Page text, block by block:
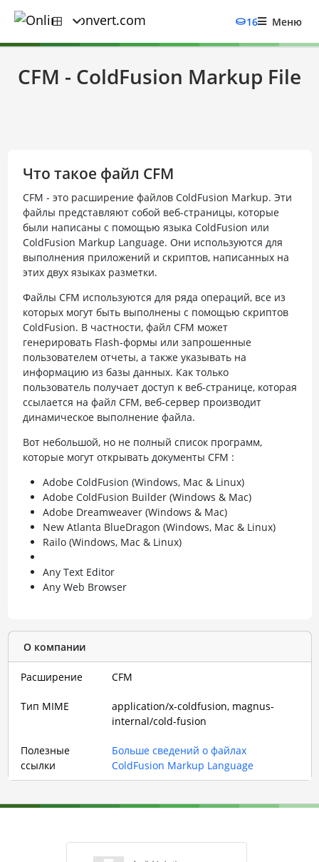
16 Меню
CFM - ColdFusion Markup File
Что такое файл CFM
CFM - это расширение файлов ColdFusion Markup. Эти
файлы представляют собой веб-страницы, которые
были написаны с помощью языка ColdFusion или
ColdFusion Markup Language. Они используются для
выполнения приложений и скриптов, написанных на
этих двух языках разметки.
Файлы CFM используются для ряда операций, все из
которых могут быть выполнены с помощью скриптов
ColdFusion. В частности, файл CFM может
генерировать Flash-формы или запрошенные
пользователем отчеты, а также указывать на
информацию из базы данных. Как только
пользователь получает доступ к веб-странице, которая
ссылается на файл CFM, веб-сервер производит
динамическое выполнение файла.
Вот небольшой, но не полный список программ,
которые могут открывать документы CFM :
Adobe ColdFusion (Windows, Mac & Linux)
Adobe ColdFusion Builder (Windows & Mac)
Adobe Dreamweaver (Windows & Mac)
New Atlanta BlueDragon (Windows, Mac & Linux)
Railo (Windows, Mac & Linux)
Any Text Editor
Any Web Browser
О компании
Расширение CFM
Тип MIME
application/x-coldfusion, magnus-
internal/cold-fusion
Полезные
ссылки
Больше сведений о файлах
ColdFusion Markup Language